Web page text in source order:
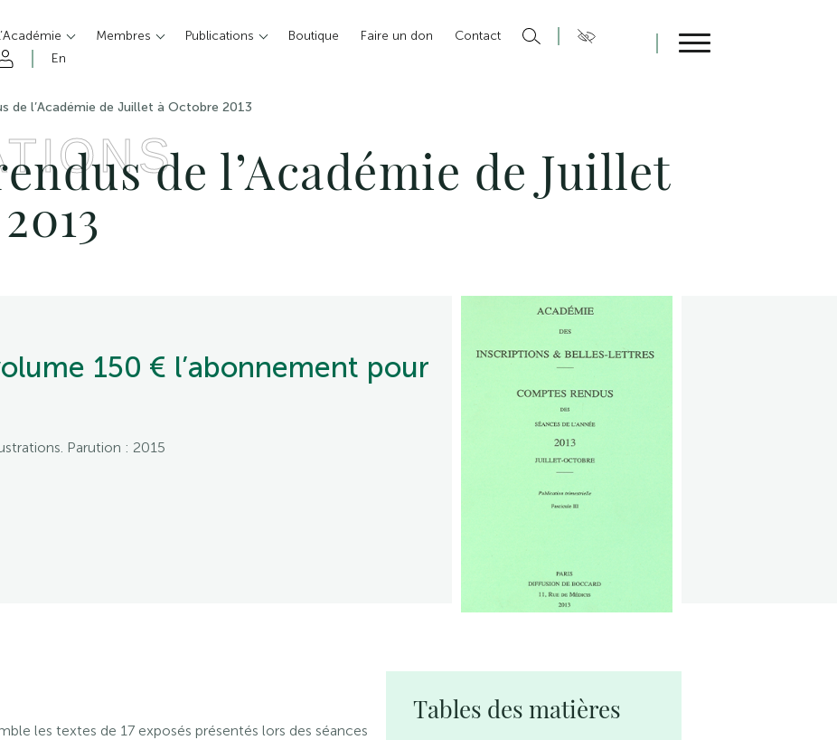
Membres Publications Boutique Faire un don
Contact
En
de l’Académie de Juillet à Octobre 2013
de l’Académie de Juillet
150 € l’abonnement pour
Parution : 2015
les textes de 17 exposés présentés lors des séances
Tables des matières